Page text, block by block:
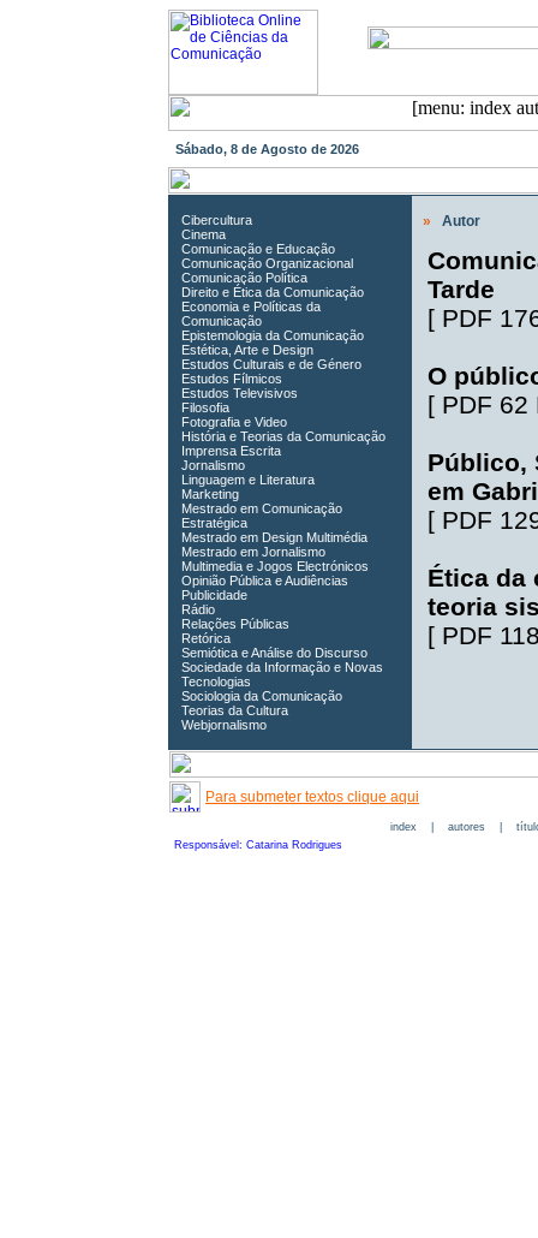
Sábado, 8 de Agosto de 2026
Cibercultura
Cinema
Comunicação e Educação
Comunicação Organizacional
Comunicação Política
Direito e Ética da Comunicação
Economia e Políticas da
Comunicação
Epistemologia da Comunicação
Estética, Arte e Design
Estudos Culturais e de Género
Estudos Fílmicos
Estudos Televisivos
Filosofia
Fotografia e Video
História e Teorias da Comunicação
Imprensa Escrita
Jornalismo
Linguagem e Literatura
Marketing
Mestrado em Comunicação
Estratégica
Mestrado em Design Multimédia
Mestrado em Jornalismo
Multimedia e Jogos Electrónicos
Opinião Pública e Audiências
Publicidade
Rádio
Relações Públicas
Retórica
Semiótica e Análise do Discurso
Sociedade da Informação e Novas
Tecnologias
Sociologia da Comunicação
Teorias da Cultura
Webjornalismo
» Autor
Tarde
[ PDF
O
[ PDF 62
Público,
em
[ PDF
Ética da
teoria
[ PDF
Para submeter textos clique aqui
index| autores|